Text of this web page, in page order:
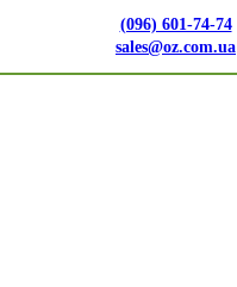
(096) 601-74-74
sales@oz.com.ua